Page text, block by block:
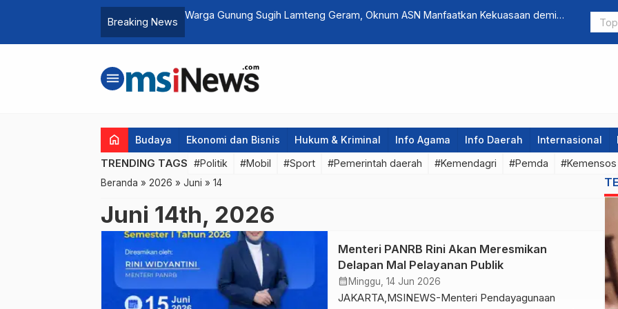
Breaking News
Kunker Ke NTT: Komisi III DPR Soroti Penanganan Kasus Narkoba dan Penyitaan
Massa
Gratifikasi
menu
home Budaya Ekonomi dan Bisnis Hukum & Kriminal Info Agama Info Daerah Internasional
TRENDING TAGS #Politik #Mobil #Sport #Pemerintah daerah #Kemendagri #Pemda #Kemensos
Beranda » 2026 » Juni » 14
Juni 14th, 2026
Menteri PANRB Rini Akan Meresmikan
Delapan Mal Pelayanan Publik
calendar_month Minggu, 14 Jun 2026
JAKARTA,MSINEWS-Menteri Pendayagunaan